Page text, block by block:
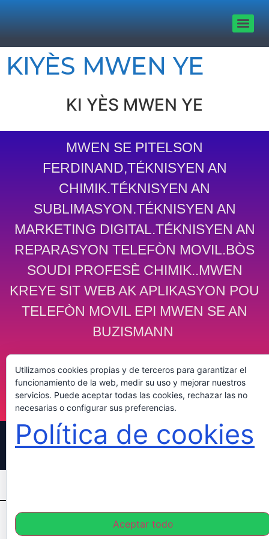
KIYÈS MWEN YE
KI YÈS MWEN YE
MWEN SE PITELSON
FERDINAND,TÉKNISYEN AN
CHIMIK.TÉKNISYEN AN
SUBLIMASYON.TÉKNISYEN AN
MARKETING DIGITAL.TÉKNISYEN AN
REPARASYON TELEFÒN MOVIL.BÒS
SOUDI PROFESÈ CHIMIK..MWEN
KREYE SIT WEB AK APLIKASYON POU
TELEFÒN MOVIL EPI MWEN SE AN
BUZISMANN
© 2026 Academia PF. Todos los derechos reservados.
Utilizamos cookies propias y de terceros para garantizar el
funcionamiento de la web, medir su uso y mejorar nuestros
servicios. Puede aceptar todas las cookies, rechazar las no
necesarias o configurar sus preferencias.
Política de cookies
Aceptar todo